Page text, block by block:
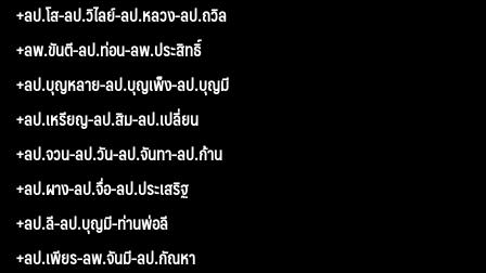
+ลป.โส-ลป.วิไลย์-ลป.หลวง-ลป.ถวิล
+ลพ.ขันตี-ลป.ท่อน-ลพ.ประสิทธิ์
+ลป.บุญหลาย-ลป.บุญเพ็ง-ลป.บุญมี
+ลป.เหรียญ-ลป.สิม-ลป.เปลี่ยน
+ลป.จวน-ลป.วัน-ลป.จันทา-ลป.ก้าน
+ลป.ผาง-ลป.จื่อ-ลป.ประเสริฐ
+ลป.ลี-ลป.บุญมี-ท่านพ่อลี
+ลป.เพียร-ลพ.จันมี-ลป.กัณหา